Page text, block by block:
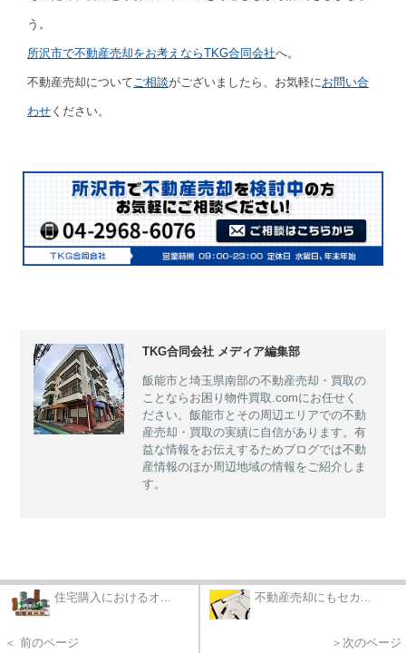
う。
所沢市で不動産売却をお考えならTKG合同会社へ。
不動産売却について ご相談がございましたら、お気軽に お問い合
わせ ください。
TKG合同会社 メディア編集部
飯能市と埼玉県南部の不動産売却・買取の
ことならお困り物件買取.comにお任せく
ださい。飯能市とその周辺エリアでの不動
産売却・買取の実績に自信があります。有
益な情報をお伝えするためブログでは不動
産情報のほか周辺地域の情報をご紹介しま
す。
住宅購入におけるオ...
＜ 前のページ
不動産売却にもセカ...
＞次のページ